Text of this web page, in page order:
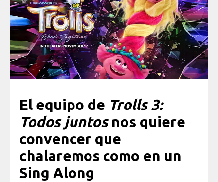
El equipo de Trolls 3:
Todos juntosnos quiere
convencer que
chalaremos como en un
Sing Along